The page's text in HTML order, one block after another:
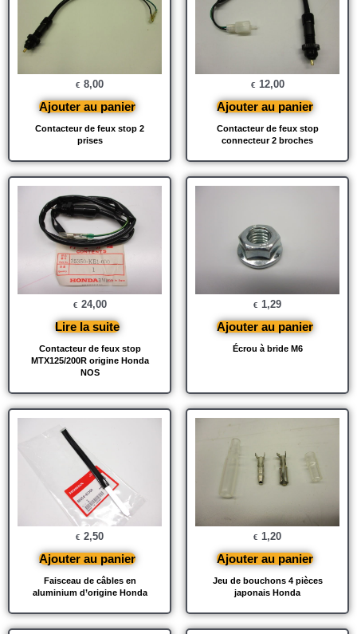
Contacteur de feux stop 2
prises
€ 8,00
Ajouter au panier
Contacteur de feux stop
connecteur 2 broches
€ 12,00
Ajouter au panier
Contacteur de feux stop
MTX125/200R origine Honda
NOS
€ 24,00
Lire la suite
Écrou à bride M6
€ 1,29
Ajouter au panier
Faisceau de câbles en
aluminium d’origine Honda
€ 2,50
Ajouter au panier
Jeu de bouchons 4 pièces
japonais Honda
€ 1,20
Ajouter au panier